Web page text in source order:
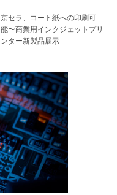
京セラ、コート紙への印刷可
能〜商業用インクジェットプリ
ンター新製品展示